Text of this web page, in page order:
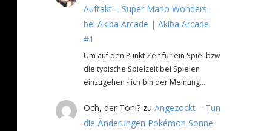
Auftakt – Super Mario Wonders
bei Akiba Arcade | Akiba Arcade
#1
Um auf den Punkt Zeit für ein Spiel bzw
die typische Spielzeit bei Spielen
einzugehen - ich bin der Meinung…
Och, der Toni?zu Angezockt – Tun
die Änderungen Pokémon Sonne